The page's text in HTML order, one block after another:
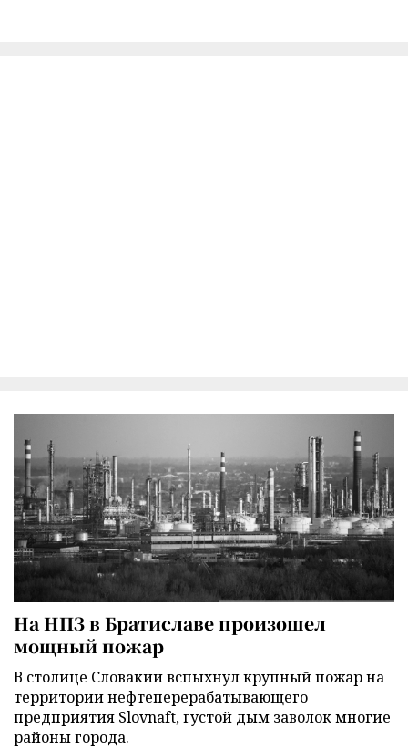
На НПЗ в Братиславе произошел
мощный пожар
В столице Словакии вспыхнул крупный пожар на
территории нефтеперерабатывающего
предприятия Slovnaft, густой дым заволок многие
районы города.